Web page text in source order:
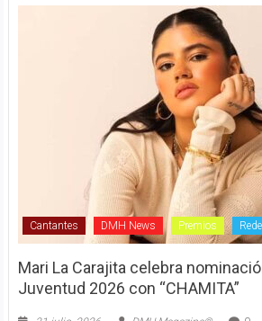
Cantantes DMH News Premios
Mari La Carajita celebra
Juventud 2026 con “CHAMITA”